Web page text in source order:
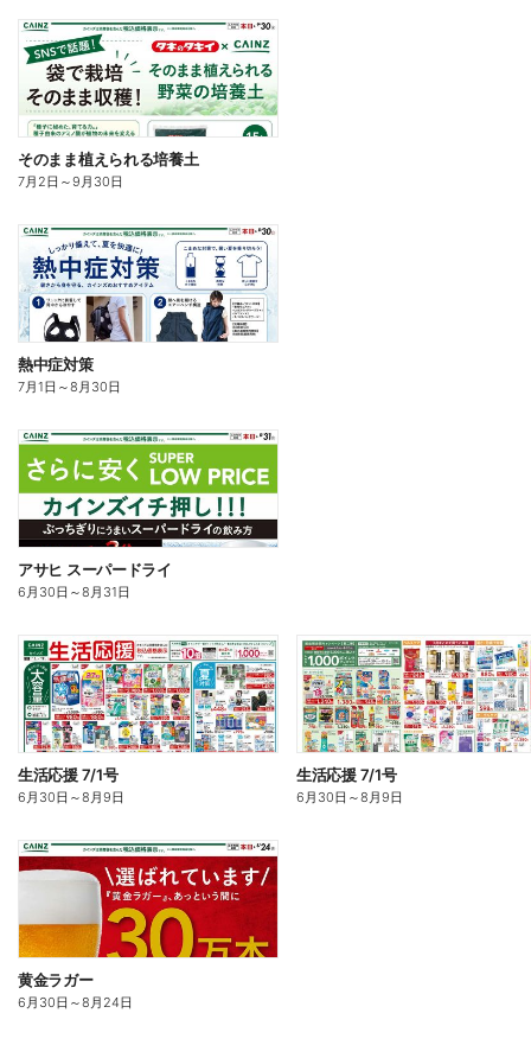
そのまま植えられる培養土
7月2日 ～9月30日
熱中症対策
7月1日 ～8月30日
アサヒ スーパードライ
6月30日 ～8月31日
生活応援 7/1号
6月30日 ～8月9日
生活応援 7/1号
6月30日 ～8月9日
黄金ラガー
6月30日 ～8月24日